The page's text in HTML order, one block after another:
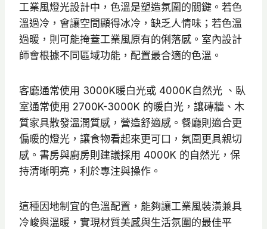
工業風燈光設計中，色溫是塑造氛圍的關鍵。若色
溫過冷，會讓空間顯得冰冷，缺乏人情味；若色溫
過暖，則可能掩蓋工業風原有的俐落感。室內設計
師會根據不同區域功能，配置最合適的色溫。
客廳通常使用 3000K暖白光或 4000K自然光 、臥
室通常使用 2700K-3000K 的暖白光，讓磚牆、木
質家具散發溫潤質感，營造舒適感。餐廳則適合更
偏暖的燈光，讓食物看起來更可口，氛圍更具親切
感。書房與廚房則建議採用 4000K 的自然光，保
持清晰明亮，利於專注與操作。
這種因地制宜的色溫配置，能夠讓工業風裝潢兼具
冷峻與溫暖，實現材質美感與生活氛圍的最佳平